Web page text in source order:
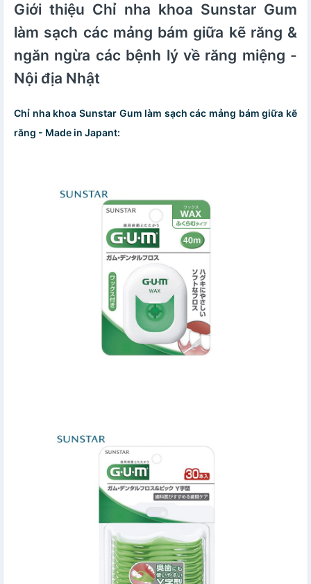
Giới thiệu Chỉ nha khoa Sunstar Gum
làm sạch các mảng bám giữa kẽ răng &
ngăn ngừa các bệnh lý về răng miệng -
Nội địa Nhật
Chỉ nha khoa Sunstar Gum làm sạch các mảng bám giữa kẽ
răng - Made in Japant: